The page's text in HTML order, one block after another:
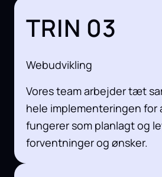
TRIN 03
Webudvikling
Vores team arbejder tæt
hele implementeringen for
fungerer som planlagt og
forventninger og ønsker.